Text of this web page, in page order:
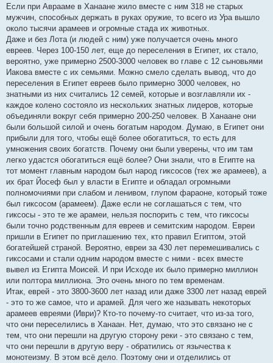
Если при Аврааме в Ханаане жило вместе с ним 318 не старых
мужчин, способных держать в руках оружие, то всего из Ура вышло
около тысячи арамеев и огромные стада их животных.
Даже и без Лота (и людей с ним) уже получается очень много
евреев. Через 100-150 лет, еще до переселения в Египет, их стало,
вероятно, уже примерно 2500-3000 человек во главе с 12 сыновьями
Иакова вместе с их семьями. Можно смело сделать вывод, что до
переселения в Египет евреев было примерно 3000 человек, но
знатными из них считались 12 семей, которые и возглавляли их -
каждое колено состояло из нескольких знатных лидеров, которые
объединяли вокруг себя примерно 200-250 человек. В Ханаане они
были большой силой и очень богатым народом. Думаю, в Египет они
прибыли для того, чтобы ещё более обогатиться, то есть для
умножения своих богатств. Почему они были уверены, что им там
легко удастся обогатиться ещё более? Они знали, что в Египте на
тот момент главным народом был народ гиксосов (тех же арамеев), а
их брат Йосеф был у власти в Египте и обладал огромными
полномочиями при слабом и ленивом, глупом фараоне, который тоже
был гиксосом (арамеем). Даже если не соглашаться с тем, что
гиксосы - это те же арамеи, нельзя поспорить с тем, что гиксосы
были точно родственным для евреев и семитским народом. Евреи
пришли в Египет по приглашению тех, кто правил Египтом, этой
богатейшей страной. Вероятно, евреи за 430 лет перемешивались с
гиксосами и стали одним народом вместе с ними - всех вместе
вывел из Египта Моисей. И при Исходе их было примерно миллион
или полтора миллиона. Это очень много по тем временам.
Итак, еврей - это 3800-3600 лет назад или даже 3300 лет назад еврей
- это то же самое, что и арамей. Для чего же называть некоторых
арамеев евреями (Иври)? Кто-то почему-то считает, что из-за того,
что они переселились в Ханаан. Нет, думаю, что это связано не с
тем, что они перешли на другую сторону реки - это связано с тем,
что они перешли в другую веру - обратились от язычества к
монотеизму. В этом всё дело. Поэтому они и отделились от